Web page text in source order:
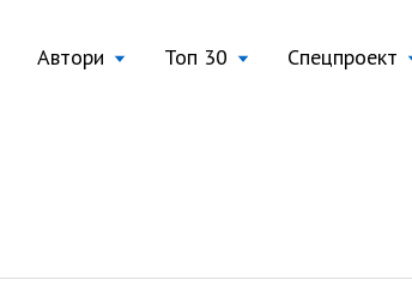
Автори Топ 30 Спецпроект